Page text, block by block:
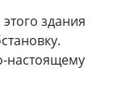
здания
настоящему